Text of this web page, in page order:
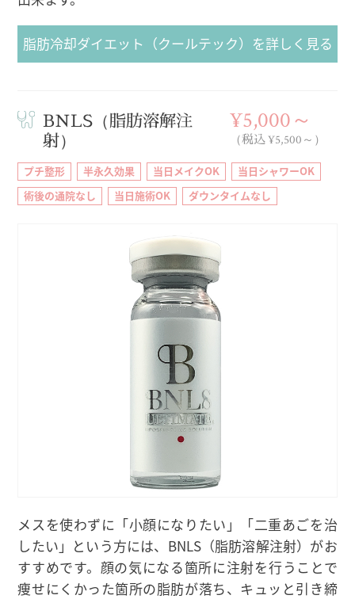
脂肪冷却ダイエット（クールテック）を詳しく見る
BNLS（脂肪溶解注
射）
¥5,000～
（税込 ¥5,500～）
プチ整形 半永久効果 当日メイクOK
当日シャワーOK
術後の通院なし
当日施術OK ダウンタイムなし
メスを使わずに「小顔になりたい」「二重あごを治
したい」という方には、BNLS（脂肪溶解注射）がお
すすめです。顔の気になる箇所に注射を行うことで
痩せにくかった箇所の脂肪が落ち、キュッと引き締